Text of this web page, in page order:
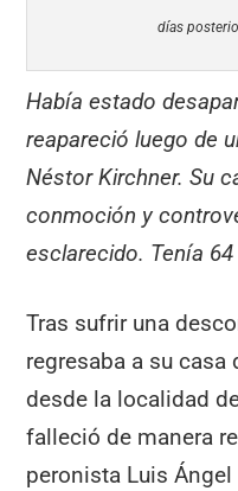
días
Había estado
reapareció luego de
Néstor Kirchner. Su
conmoción y
esclarecido. Tenía
Tras sufrir una
regresaba a su casa
desde la localidad
falleció de manera
peronista Luis